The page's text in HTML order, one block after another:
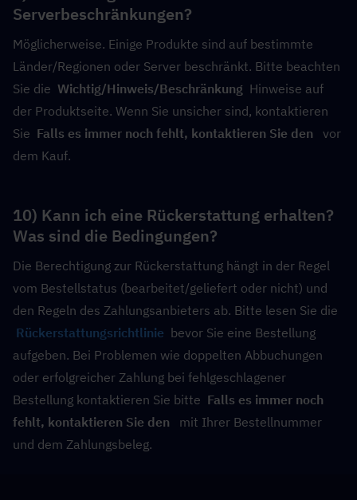
Serverbeschränkungen?
Möglicherweise. Einige Produkte sind auf bestimmte
Länder/Regionen oder Server beschränkt. Bitte beachten
Sie die Wichtig/Hinweis/Beschränkung
  Hinweise auf
der Produktseite. Wenn Sie unsicher sind, kontaktieren
Sie Falls es immer noch fehlt, kontaktieren Sie den
  vor
dem Kauf.
10) Kann ich eine Rückerstattung erhalten?
Was sind die Bedingungen?
Die Berechtigung zur Rückerstattung hängt in der Regel
vom Bestellstatus (bearbeitet/geliefert oder nicht) und
den Regeln des Zahlungsanbieters ab. Bitte lesen Sie die
Rückerstattungsrichtlinie
  bevor Sie eine Bestellung
aufgeben. Bei Problemen wie doppelten Abbuchungen
oder erfolgreicher Zahlung bei fehlgeschlagener
Bestellung kontaktieren Sie bitte Falls es immer noch
fehlt, kontaktieren Sie den
  mit Ihrer Bestellnummer
und dem Zahlungsbeleg.